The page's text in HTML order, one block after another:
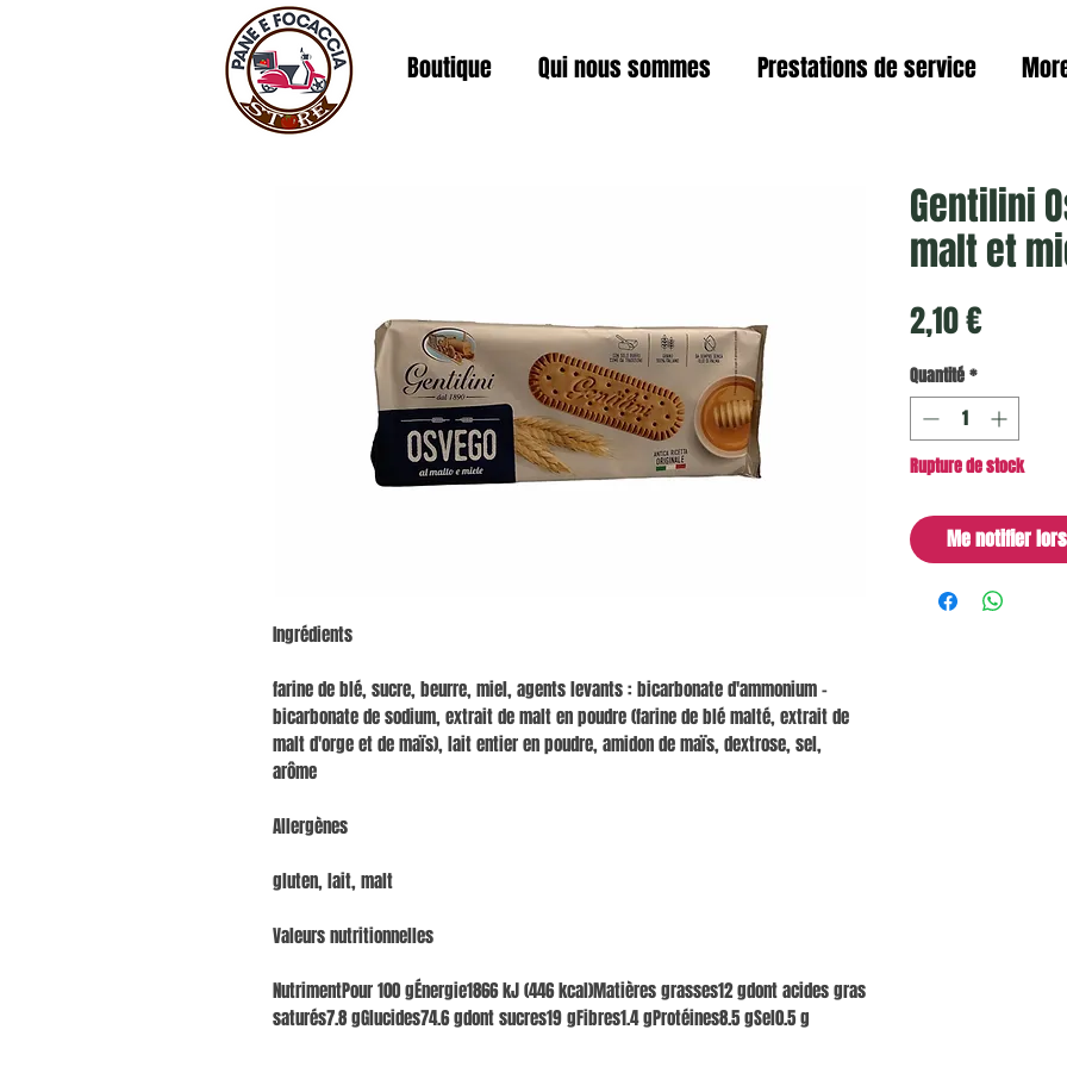
Boutique Qui nous sommes Prestations de service
Ingrédients
farine de blé, sucre, beurre, miel, agents levants : bicarbonate d'ammonium -
bicarbonate de sodium, extrait de malt en poudre (farine de blé malté, extrait de
malt d'orge et de maïs), lait entier en poudre, amidon de maïs, dextrose, sel,
arôme
Allergènes
gluten, lait, malt
Valeurs nutritionnelles
NutrimentPour 100 gÉnergie1866 kJ (446 kcal)Matières grasses12 gdont acides gras
saturés7.8 gGlucides74.6 gdont sucres19 gFibres1.4 gProtéines8.5 gSel0.5 g
Gentilini
malt et
2,10 €Prix
Quantité*
Rupture de stock
Me notifier